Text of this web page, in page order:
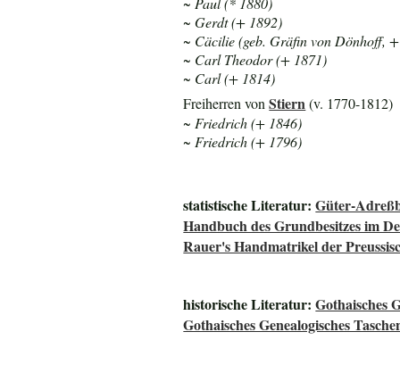
~ Gerdt (+ 1892)
~ Cäcilie (geb. Gräfin von Dönhoff,
~ Carl Theodor (+ 1871)
~ Carl (+ 1814)
Freiherren vonStiern(v. 1770-1812)
~ Friedrich (+ 1846)
~ Friedrich (+ 1796)
statistische Literatur:Güter-
Handbuch des Grundbesitzes im
Rauer's Handmatrikel der
historische Literatur:Gothaisches
Gothaisches Genealogisches